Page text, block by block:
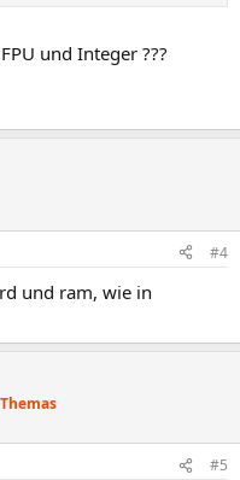
und Integer ???
#4
und ram, wie in
#5